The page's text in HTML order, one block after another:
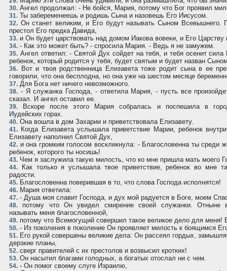
30. Aнгел продолжал: - Не бойся, Мария, потому что Бог проявил
31. Ты забеременеешь и родишь Сына и назовешь Его Иисусом.
32. Он станет великим, и Его будут называть Сыном Всевышнего.
престол Его предка Давида,
33. и Он будет царствовать над домом Иакова вовеки, и Его Царству
34. - Как это может быть? - спросила Мария. - Ведь я не замужем.
35. Aнгел ответил: - Святой Дух сойдет на тебя, и тебя осенит
ребенок, который родится у тебя, будет святым и будет назван
36. Вот и твоя родственница Елизавета тоже родит сына в ее
говорили, что она бесплодна, но она уже на шестом месяце
37. Для Бога нет ничего невозможного.
38. - Я служанка Господа, - ответила Мария, - пусть все
сказал. И ангел оставил ее.
39. Вскоре после этого Мария собралась и поспешила в
Иудейских горах.
40. Она вошла в дом Захарии и приветствовала Елизавету.
41. Когда Елизавета услышала приветствие Марии, ребенок
Елизавету наполнил Святой Дух,
42. и она громким голосом воскликнула: - Благословенна ты среди
ребенок, которого ты носишь!
43. Чем я заслужила такую милость, что ко мне пришла мать моего
44. Как только я услышала твое приветствие, ребенок во мне
радости.
45. Благословенна поверившая в то, что слова Господа исполнятся!
46. Мария ответила:
47. - Душа моя славит Господа, и дух мой радуется в Боге, моем
48. потому что Он увидел смирение своей служанки. Отныне
называть меня благословенной,
49. потому что Всемогущий совершил такое великое дело для меня!
50. - Из поколения в поколение Он проявляет милость к боящимся
51. Его рукой совершены великие дела: Он рассеял гордых,
дерзкие планы,
52. сверг правителей с их престолов и возвысил кротких!
53. Он насытил благами голодных, а богатых отослал ни с чем.
54. - Он помог своему слуге Израилю,